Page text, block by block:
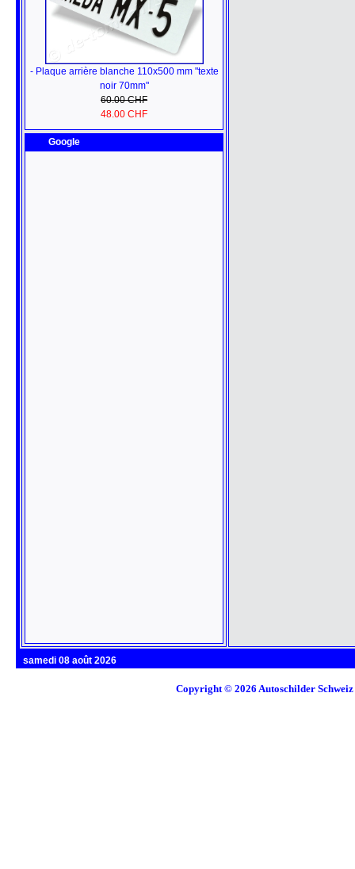
- Plaque arrière blanche 110x500 mm "texte
noir 70mm"
60.00 CHF
48.00 CHF
Google
samedi 08 août 2026
Copyright © 2026 Autoschilder